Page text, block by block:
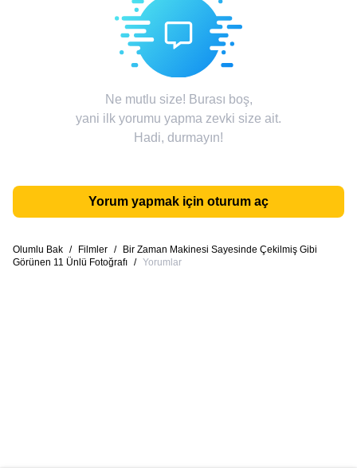
Ne mutlu size! Burası boş,
yani ilk yorumu yapma zevki size ait.
Hadi, durmayın!
Yorum yapmak için oturum aç
Olumlu Bak / Filmler /
Bir Zaman Makinesi Sayesinde Çekilmiş Gibi
Görünen 11 Ünlü Fotoğrafı / Yorumlar